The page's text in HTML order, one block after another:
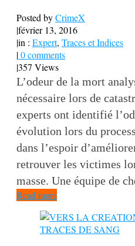
Posted byCrimeX
|février 13, 2016
|in : Expert, Traces et Indices
|0 comments
|357 Views
L’odeur de la mort
nécessaire lors de
experts ont identifié
évolution lors du
dans l’espoir
retrouver les victimes
masse. Une équipe de
Read more